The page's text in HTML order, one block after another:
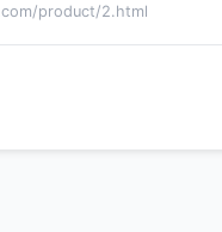
product/2.html